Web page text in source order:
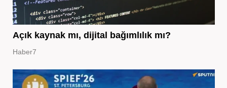
Açık kaynak mı, dijital bağımlılık mı?
Haber7